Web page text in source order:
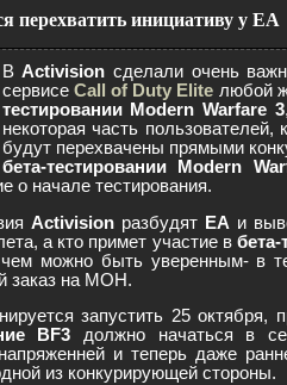
перехватить инициативу у EA
ВActivision сделали очень
сервисе Call of Duty Elite любой
тестировании Modern Warfare 3
некоторая часть
будут перехвачены прямыми
бета-тестировании Modern
о начале тестирования.
Activision разбудят EA и
а кто примет участие в
можно быть уверенным- в
заказ на MOH.
запустить 25
BF3 должно начаться в
и теперь даже
из конкурирующей стороны.